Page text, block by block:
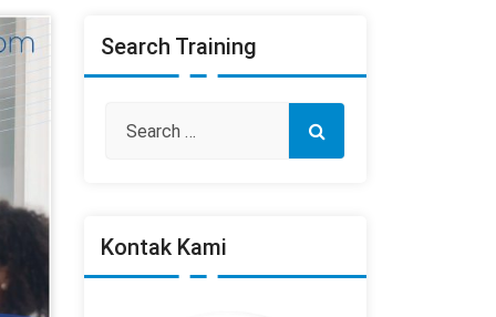
Search Training
Kontak Kami